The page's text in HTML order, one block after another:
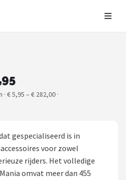
€ 5,95 – € 282,00 ·
gespecialiseerd is in
voor zowel
rijders. Het volledige
omvat meer dan 455